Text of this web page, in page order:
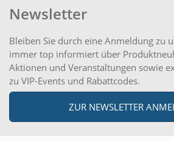
Newsletter
Bleiben Sie durch eine Anmeldung zu
immer top informiert über
Aktionen und Veranstaltungen sowie
zu VIP-Events und Rabattcodes.
ZUR NEWSLETTER